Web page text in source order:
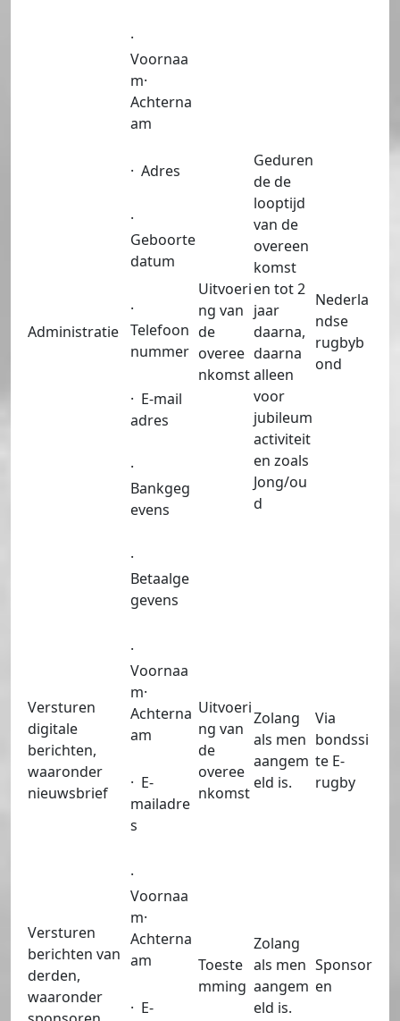
Administratie
·
Voornaa
m·
Achterna
am
· Adres
·
Geboorte
datum
·
Telefoon
nummer
· E-mail
adres
·
Bankgeg
evens
·
Betaalge
gevens
Uitvoeri
ng van
de
overee
nkomst
Geduren
de de
looptijd
van de
overeen
komst
en tot 2
jaar
daarna,
daarna
alleen
voor
jubileum
activiteit
en zoals
Jong/ou
d
Nederla
ndse
rugbyb
ond
Versturen
digitale
berichten,
waaronder
nieuwsbrief
·
Voornaa
m·
Achterna
am
· E-
mailadre
s
Uitvoeri
ng van
de
overee
nkomst
Zolang
als men
aangem
eld is.
Via
bondssi
te E-
rugby
Versturen
berichten van
derden,
waaronder
·
Voornaa
m·
Achterna
am
· E-
Toeste
mming
Zolang
als men
aangem
eld is.
Sponsor
en